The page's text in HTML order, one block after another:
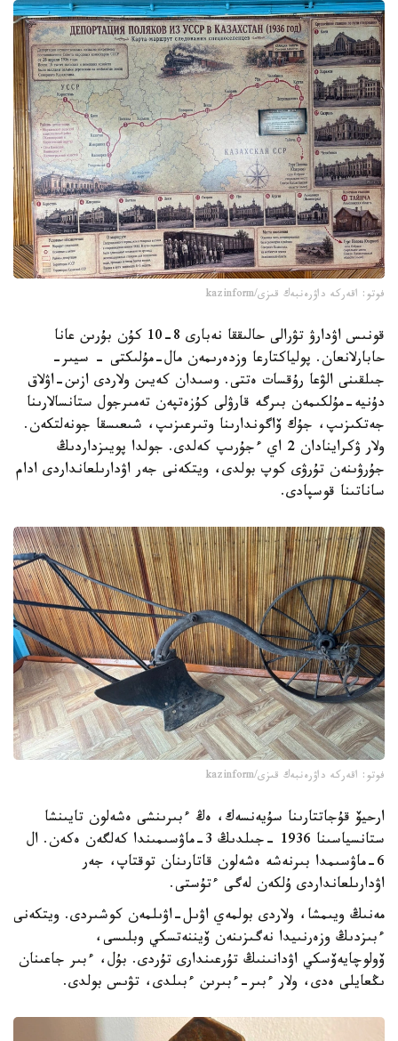
فوتو: اقەركە داۋرەنبەك قىزى/kazinform
قونىس اۋدارۋ تۋرالى حالىققا نەبارى 8-10 كۇن بۇرىن عانا
حابارلانعان. پولياكتارعا وزدەرىمەن مال-مۇلىكتى - سيىر-
جىلقىنى الۋعا رۇقسات ەتتى. وسىدان كەيىن ولاردى ازىن-اۋلاق
دۇنيە-مۇلكىمەن بىرگە قارۋلى كۇزەتپەن تەمىرجول ستانسالارىنا
جەتكىزىپ، جۇك ۆاگوندارىنا وتىرعىزىپ، شىعىسقا جونەلتكەن.
ولار ۋكراينادان 2 اي ءجۇرىپ كەلدى. جولدا پويىزداردىڭ
جۇرۋىنەن تۇرۋى كوپ بولدى، ويتكەنى جەر اۋدارىلعانداردى ادام
ساناتىنا قوسپادى.
فوتو: اقەركە داۋرەنبەك قىزى/kazinform
ارحيۆ قۇجاتتارىنا سۇيەنسەك، ەڭ ءبىرىنشى ەشەلون تايىنشا
ستانسياسىنا 1936 -جىلدىڭ 3-ماۋسىمىندا كەلگەن ەكەن. ال
6-ماۋسىمدا بىرنەشە ەشەلون قاتارىنان توقتاپ، جەر
اۋدارىلعانداردى ۇلكەن لەگى ءتۇستى.
مەنىڭ ويىمشا، ولاردى بولمەي اۋىل-اۋىلمەن كوشىردى. ويتكەنى
ءبىزدىڭ وزەرنىيدا نەگىزىنەن ۆيننەتسكي وبلىسى،
ۆولوچايەۆسكي اۋدانىنىڭ تۇرعىندارى تۇردى. بۇل، ءبىر جاعىنان
ىڭعايلى ەدى، ولار ءبىر-ءبىرىن ءبىلدى، تۋىس بولدى.